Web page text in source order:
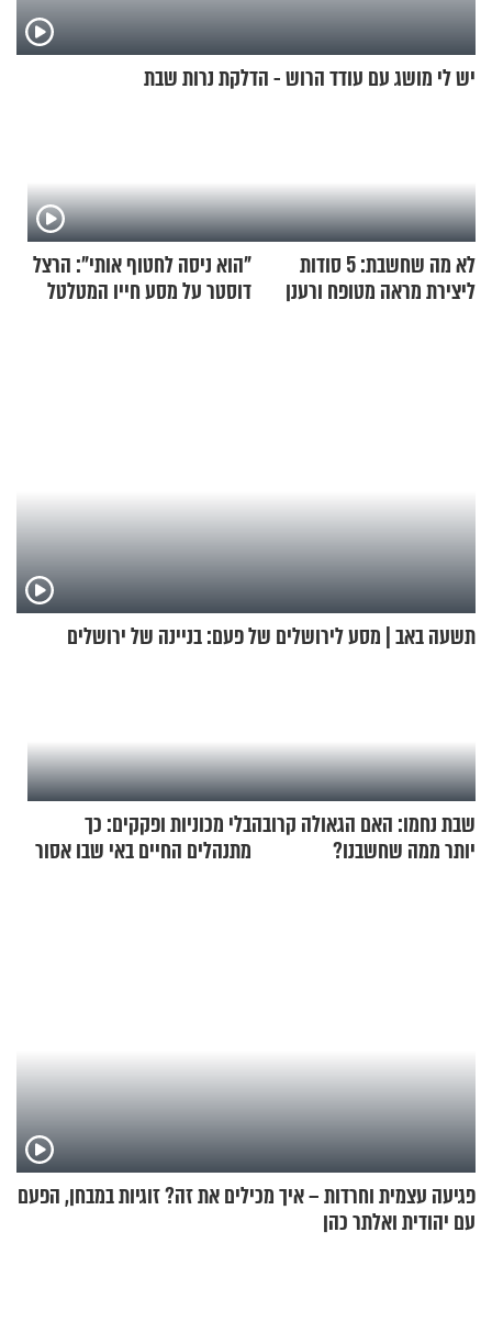
יש לי מושג עם עודד הרוש - הדלקת נרות שבת
לא מה שחשבת: 5 סודות
ליצירת מראה מטופח ורענן
"הוא ניסה לחטוף אותי": הרצל
דוסטר על מסע חייו המטלטל
תשעה באב | מסע לירושלים של פעם: בניינה של ירושלים
שבת נחמו: האם הגאולה קרובה
יותר ממה שחשבנו?
בלי מכוניות ופקקים: כך
מתנהלים החיים באי שבו אסור
פגיעה עצמית וחרדות – איך מכילים את זה? זוגיות במבחן, הפעם
עם יהודית ואלתר כהן